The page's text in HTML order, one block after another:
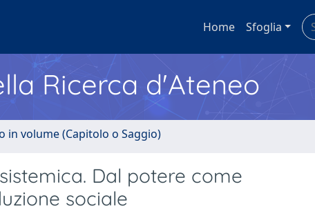
Home Sfoglia
Ricerca d'Ateneo
in volume (Capitolo o Saggio)
Dal potere come
sociale